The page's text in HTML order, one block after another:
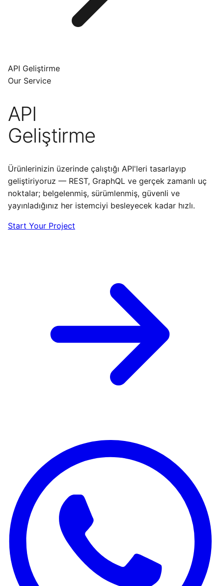
API Geliştirme
Our Service
API
Geliştirme
Ürünlerinizin üzerinde çalıştığı API'leri tasarlayıp
geliştiriyoruz — REST, GraphQL ve gerçek zamanlı uç
noktalar; belgelenmiş, sürümlenmiş, güvenli ve
yayınladığınız her istemciyi besleyecek kadar hızlı.
Start Your Project